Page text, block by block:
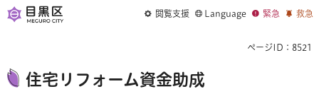
閲覧支援 Language 緊急 救急
ページID：8521
住宅リフォーム資金助成